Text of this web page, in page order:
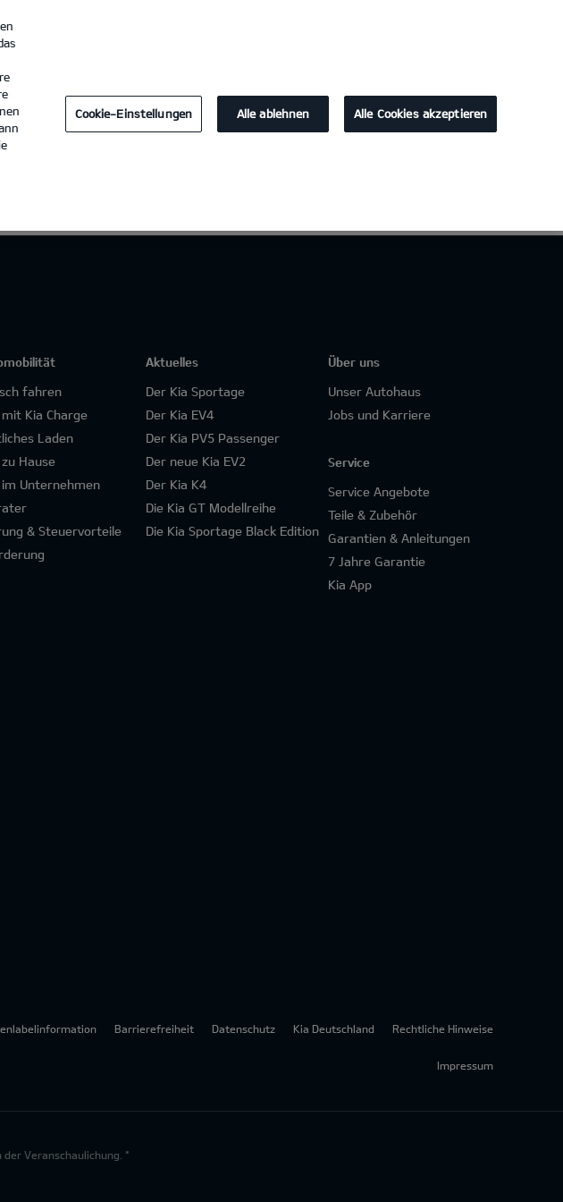
fahren
Kia Charge
Laden
Hause
im Unternehmen
& Steuervorteile
Aktuelles
Der Kia Sportage
Der Kia EV4
Der Kia PV5 Passenger
Der neue Kia EV2
Der Kia K4
Die Kia GT Modellreihe
Die Kia Sportage Black Edition
Über uns
Unser Autohaus
Jobs und Karriere
Service
Service Angebote
Teile & Zubehör
Garantien & Anleitungen
7 Jahre Garantie
Kia App
Barrierefreiheit Datenschutz Kia Deutschland Rechtliche Hinweise
Impressum
Veranschaulichung. *
Cookie-Einstellungen Alle ablehnen Alle Cookies akzeptieren